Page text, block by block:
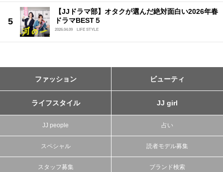
【JJドラマ部】オタクが選んだ絶対面白い2026年春
ドラマBEST５
2026.04.09 LIFE STYLE
ファッション ビューティ
ライフスタイル JJ girl
JJ people 占い
スペシャル 読者モデル募集
スタッフ募集 ブランド検索